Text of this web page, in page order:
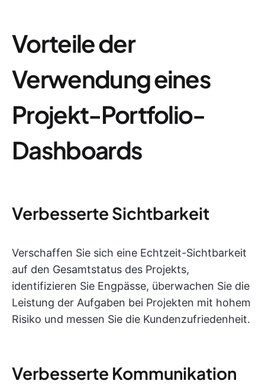
Vorteile der
Verwendung eines
Projekt-Portfolio-
Dashboards
Verbesserte Sichtbarkeit
Verschaffen Sie sich eine Echtzeit-Sichtbarkeit
auf den Gesamtstatus des Projekts,
identifizieren Sie Engpässe, überwachen Sie die
Leistung der Aufgaben bei Projekten mit hohem
Risiko und messen Sie die Kundenzufriedenheit.
Verbesserte Kommunikation